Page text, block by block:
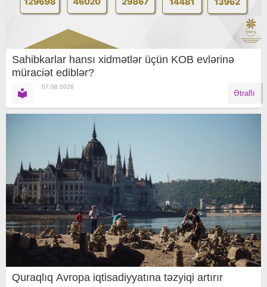
Sahibkarlar hansı xidmətlər üçün KOB evlərinə
müraciət ediblər?
07.08.2026
Ətraflı
Quraqlıq Avropa iqtisadiyyatına təzyiqi artırır